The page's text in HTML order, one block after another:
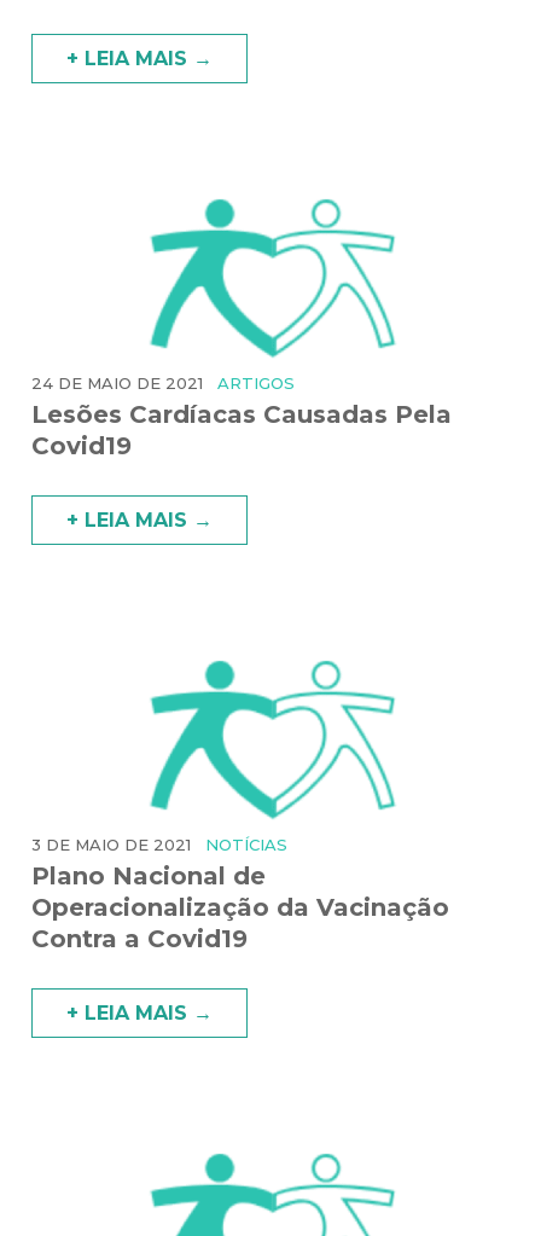
+ LEIA MAIS →
24 DE MAIO DE 2021 ARTIGOS
Lesões Cardíacas Causadas Pela
Covid19
+ LEIA MAIS →
3 DE MAIO DE 2021 NOTÍCIAS
Plano Nacional de
Operacionalização da Vacinação
Contra a Covid19
+ LEIA MAIS →